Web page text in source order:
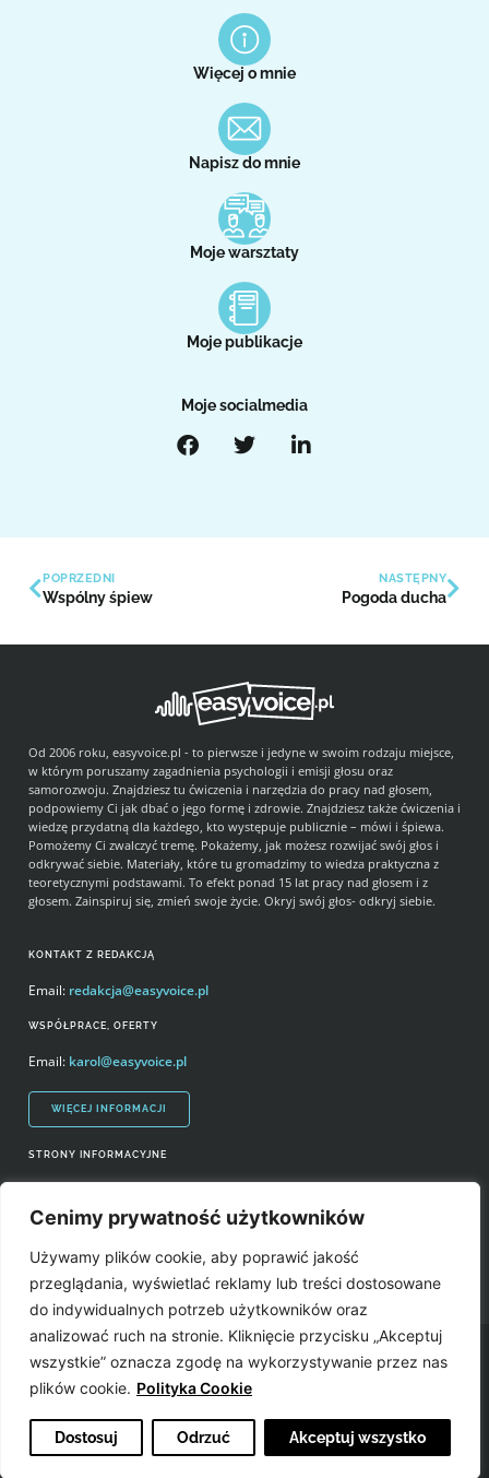
Cenimy prywatność użytkowników
Używamy plików cookie, aby poprawić jakość
przeglądania, wyświetlać reklamy lub treści dostosowane
do indywidualnych potrzeb użytkowników oraz
analizować ruch na stronie. Kliknięcie przycisku „Akceptuj
wszystkie” oznacza zgodę na wykorzystywanie przez nas
plików cookie. Polityka Cookie
Dostosuj Odrzuć Akceptuj wszystko
Więcej o mnie
Napisz do mnie
Moje warsztaty
Moje publikacje
Moje socialmedia
POPRZEDNI
Wspólny śpiew
NASTĘPNY
Pogoda ducha
STRONY INFORMACYJNE
Prawa autorskie i wykorzystywanie treści serwisu
Źródła
KONTAKT Z REDAKCJĄ
Email: redakcja@easyvoice.pl
WSPÓŁPRACE, OFERTY
Email: karol@easyvoice.pl
WIĘCEJ INFORMACJI
Od 2006 roku, easyvoice.pl - to pierwsze i jedyne w swoim rodzaju miejsce,
w którym poruszamy zagadnienia psychologii i emisji głosu oraz
samorozwoju. Znajdziesz tu ćwiczenia i narzędzia do pracy nad głosem,
podpowiemy Ci jak dbać o jego formę i zdrowie. Znajdziesz także ćwiczenia i
wiedzę przydatną dla każdego, kto występuje publicznie – mówi i śpiewa.
Pomożemy Ci zwalczyć tremę. Pokażemy, jak możesz rozwijać swój głos i
odkrywać siebie. Materiały, które tu gromadzimy to wiedza praktyczna z
teoretycznymi podstawami. To efekt ponad 15 lat pracy nad głosem i z
głosem. Zainspiruj się, zmień swoje życie. Okryj swój głos- odkryj siebie.
Easyvoice.pl © 2006-2022. Wszystkie prawa zastrzeżone. Stronę zrobiły: